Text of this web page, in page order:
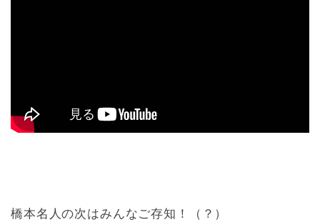
橋本名人の次はみんなご存知！（？）